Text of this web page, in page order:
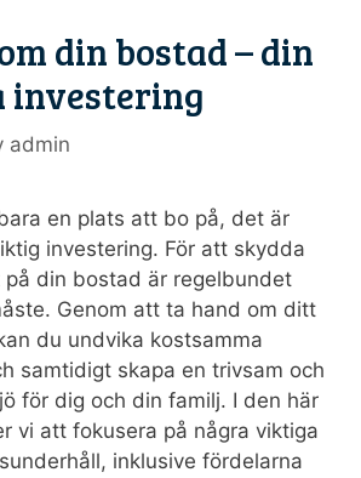
din bostad – din
admin
en plats att bo på, det är
investering. För att skydda
på din bostad är regelbundet
Genom att ta hand om ditt
du undvika kostsamma
samtidigt skapa en trivsam och
för dig och din familj. I den här
vi att fokusera på några viktiga
inklusive fördelarna